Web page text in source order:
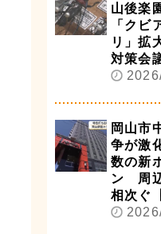
山後楽
「クビ
リ」拡
対策会
岡山市
争が激
数の新
ン 周
相次ぐ